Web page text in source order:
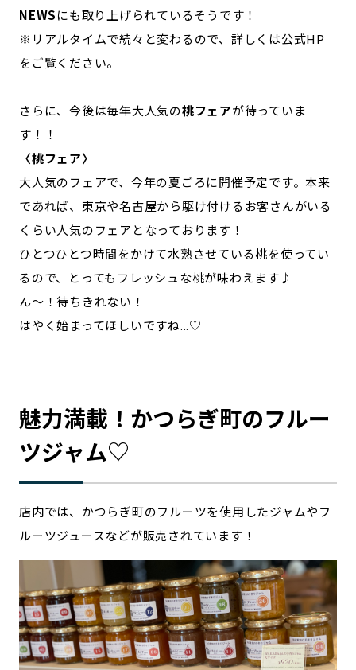
NEWSにも取り上げられているそうです！
※リアルタイムで続々と変わるので、詳しく は公式HP
をご覧ください。
さらに、今後は毎年大人気の桃フェアが待っていま
す！！
〈桃フェア〉
大人気のフェアで、今年の夏ごろに開催予定です。本来
であれば、東京や名古屋から駆け付けるお客さんがいる
くらい人気のフェアとなっております！
ひとつひとつ時間をかけて水熟させている桃を使ってい
るので、とってもフレッシュな桃が味わえます♪
ん～！待ちきれない！
はやく始まってほしいですね...♡
魅力満載！かつらぎ町のフルー
ツジャム♡
店内では、かつらぎ町のフルーツを使用したジャムやフ
ルーツジュースなどが販売されています！